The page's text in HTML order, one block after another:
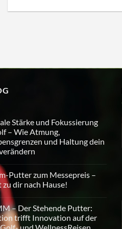
Stärke und Fokussierung
– Wie Atmung,
und Haltung dein
Putter zum Messepreis –
dir nach Hause!
– Der Stehende Putter:
trifft Innovation auf der
und WellnessReisen